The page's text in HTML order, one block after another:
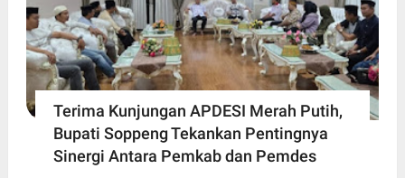
Terima Kunjungan APDESI Merah Putih,
Bupati Soppeng Tekankan Pentingnya
Sinergi Antara Pemkab dan Pemdes